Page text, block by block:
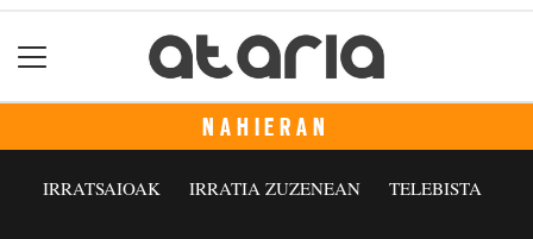
NAHIERAN
IRRATSAIOAK IRRATIA ZUZENEAN TELEBISTA